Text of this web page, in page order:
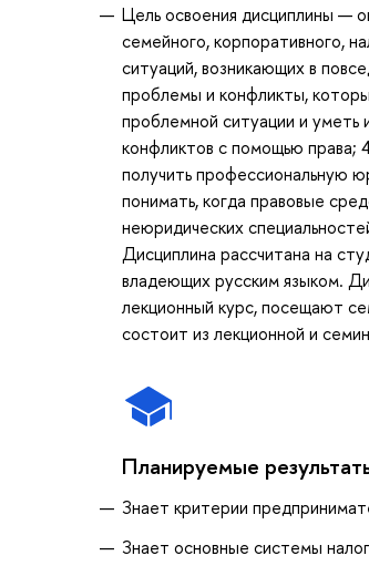
Цель освоения дисциплины —
семейного, корпоративного,
ситуаций, возникающих в
проблемы и конфликты,
проблемной ситуации и уметь
конфликтов с помощью права;
получить профессиональную
понимать, когда правовые
неюридических
Дисциплина рассчитана на
владеющих русским языком.
лекционный курс, посещают
состоит из лекционной и
Планируемые
Знает критерии
Знает основные системы